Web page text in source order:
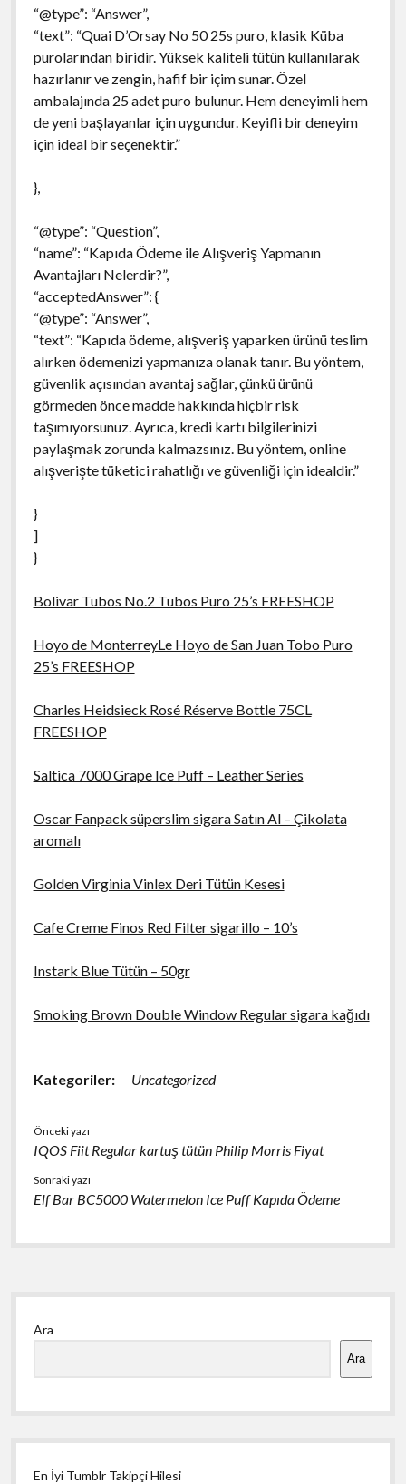
“@type”: “Answer”,
“text”: “Quai D’Orsay No 50 25s puro, klasik Küba
purolarından biridir. Yüksek kaliteli tütün kullanılarak
hazırlanır ve zengin, hafif bir içim sunar. Özel
ambalajında 25 adet puro bulunur. Hem deneyimli hem
de yeni başlayanlar için uygundur. Keyifli bir deneyim
için ideal bir seçenektir.”
},
“@type”: “Question”,
“name”: “Kapıda Ödeme ile Alışveriş Yapmanın
Avantajları Nelerdir?”,
“acceptedAnswer”: {
“@type”: “Answer”,
“text”: “Kapıda ödeme, alışveriş yaparken ürünü teslim
alırken ödemenizi yapmanıza olanak tanır. Bu yöntem,
güvenlik açısından avantaj sağlar, çünkü ürünü
görmeden önce madde hakkında hiçbir risk
taşımıyorsunuz. Ayrıca, kredi kartı bilgilerinizi
paylaşmak zorunda kalmazsınız. Bu yöntem, online
alışverişte tüketici rahatlığı ve güvenliği için idealdir.”
}
]
}
Bolivar Tubos No.2 Tubos Puro 25’s FREESHOP
Hoyo de MonterreyLe Hoyo de San Juan Tobo Puro
25’s FREESHOP
Charles Heidsieck Rosé Réserve Bottle 75CL
FREESHOP
Saltica 7000 Grape Ice Puff – Leather Series
Oscar Fanpack süperslim sigara Satın Al – Çikolata
aromalı
Golden Virginia Vinlex Deri Tütün Kesesi
Cafe Creme Finos Red Filter sigarillo – 10’s
Instark Blue Tütün – 50gr
Smoking Brown Double Window Regular sigara kağıdı
Kategoriler: Uncategorized
Önceki yazı
IQOS Fiit Regular kartuş tütün Philip Morris Fiyat
Sonraki yazı
Elf Bar BC5000 Watermelon Ice Puff Kapıda Ödeme
Yan
Menü
Ara
Ara
En İyi Tumblr Takipçi Hilesi